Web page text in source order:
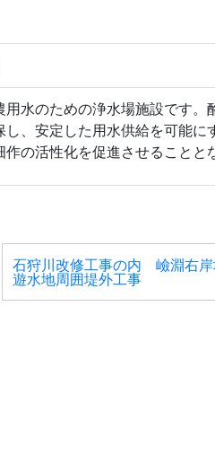
水のための浄水場施設です。
、安定した用水供給を可能に
の活性化を促進させることと
石狩川改修工事の内 嶮淵右岸
遊水地周囲堤外工事